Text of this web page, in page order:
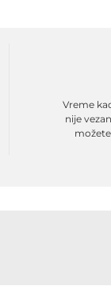
Vreme
nije